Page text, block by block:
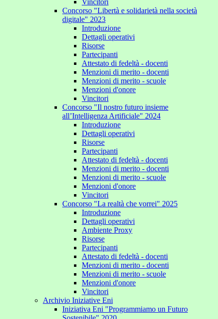
Vincitori
Concorso "Libertà e solidarietà nella società
digitale" 2023
Introduzione
Dettagli operativi
Risorse
Partecipanti
Attestato di fedeltà - docenti
Menzioni di merito - docenti
Menzioni di merito - scuole
Menzioni d'onore
Vincitori
Concorso "Il nostro futuro insieme
all’Intelligenza Artificiale" 2024
Introduzione
Dettagli operativi
Risorse
Partecipanti
Attestato di fedeltà - docenti
Menzioni di merito - docenti
Menzioni di merito - scuole
Menzioni d'onore
Vincitori
Concorso "La realtà che vorrei" 2025
Introduzione
Dettagli operativi
Ambiente Proxy
Risorse
Partecipanti
Attestato di fedeltà - docenti
Menzioni di merito - docenti
Menzioni di merito - scuole
Menzioni d'onore
Vincitori
Archivio Iniziative Eni
Iniziativa Eni "Programmiamo un Futuro